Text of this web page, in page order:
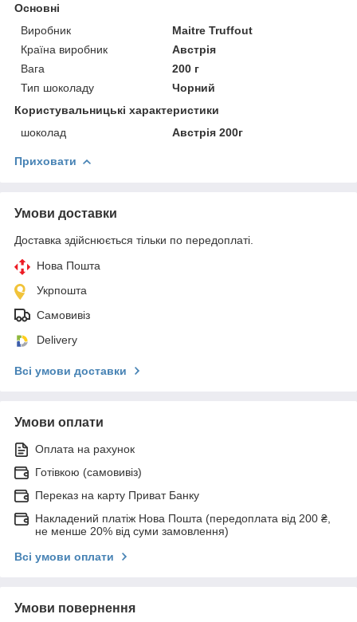
Основні
Виробник
Maitre Truffout
Країна виробник
Австрія
Вага
200 г
Тип шоколаду
Чорний
Користувальницькі характеристики
шоколад
Австрія 200г
Приховати
Умови доставки
Доставка здійснюється тільки по передоплаті.
Нова Пошта
Укрпошта
Самовивіз
Delivery
Всі умови доставки
Умови оплати
Оплата на рахунок
Готівкою (самовивіз)
Переказ на карту Приват Банку
Накладений платіж Нова Пошта (передоплата від 200 ₴,
не менше 20% від суми замовлення)
Всі умови оплати
Умови повернення